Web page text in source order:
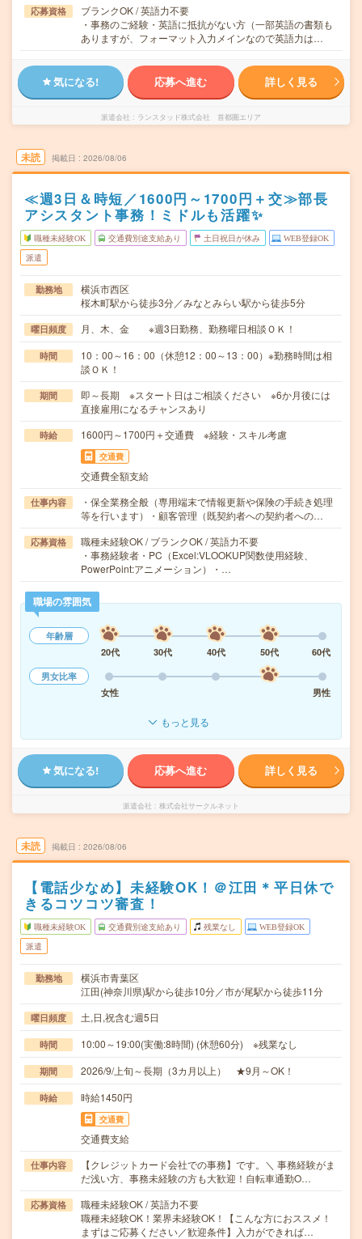
応募資格
ブランクOK / 英語力不要
・事務のご経験・英語に抵抗がない方（一部英語の書類も
ありますが、フォーマット入力メインなので英語力は…
気になる! 応募へ進む 詳しく見る
派遣会社 ランスタッド株式会社 首都圏エリア
未読 掲載日 2026/08/06
≪週3日＆時短／1600円～1700円＋交≫部長
アシスタント事務！ミドルも活躍✨
職種未経験OK 交通費別途支給あり 土日祝日が休み WEB登録OK
派遣
勤務地
横浜市西区
桜木町駅から徒歩3分／みなとみらい駅から徒歩5分
曜日頻度 月、木、金 ※週3日勤務、勤務曜日相談ＯＫ！
時間
10：00～16：00（休憩12：00～13：00）※勤務時間は相
談ＯＫ！
期間
即～長期 ※スタート日はご相談ください ※6か月後には
直接雇用になるチャンスあり
時給 1600円～1700円＋交通費 ※経験・スキル考慮
交通費
交通費全額支給
仕事内容
・保全業務全般（専用端末で情報更新や保険の手続き処理
等を行います）・顧客管理（既契約者への契約者への…
応募資格
職種未経験OK / ブランクOK / 英語力不要
・事務経験者・PC（Excel:VLOOKUP関数使用経験、
PowerPoint:アニメーション）・…
職場の雰囲気
年齢層
20代
30代 40代 50代
60代
男女比率
女性
男性
もっと見る
気になる! 応募へ進む 詳しく見る
派遣会社 株式会社サークルネット
未読 掲載日 2026/08/06
【電話少なめ】未経験OK！＠江田＊平日休で
きるコツコツ審査！
職種未経験OK 交通費別途支給あり 残業なし WEB登録OK
派遣
勤務地
横浜市青葉区
江田(神奈川県)駅から徒歩10分／市が尾駅から徒歩11分
曜日頻度 土,日,祝含む週5日
時間 10:00～19:00(実働:8時間) (休憩60分) ※残業なし
期間 2026/9/上旬～長期（3カ月以上） ★9月～OK！
時給 時給1450円
交通費
交通費支給
仕事内容
【クレジットカード会社での事務】です。＼ 事務経験がま
だ浅い方、事務未経験の方も大歓迎！自転車通勤O…
応募資格
職種未経験OK / 英語力不要
職種未経験OK！業界未経験OK！【こんな方におススメ！
まずはご応募ください／歓迎条件】入力ができれば…